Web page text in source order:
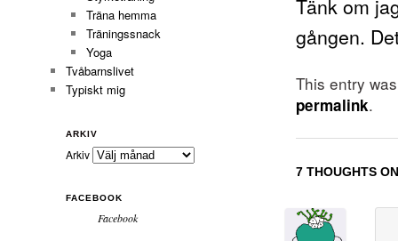
Tänk om
gången.
This entry
permalink.
7 THOUGHTS
Träna hemma
Träningssnack
Yoga
Tvåbarnslivet
Typiskt mig
ARKIV
Arkiv
FACEBOOK
Facebook